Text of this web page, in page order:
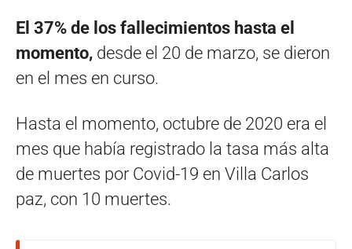
El 37% de los fallecimientos hasta el
momento, desde el 20 de marzo, se dieron
en el mes en curso.
Hasta el momento, octubre de 2020 era el
mes que había registrado la tasa más alta
de muertes por Covid-19 en Villa Carlos
paz, con 10 muertes.